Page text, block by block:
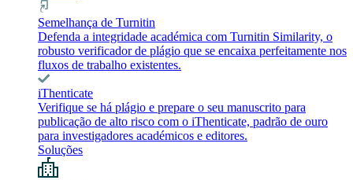
Semelhança de Turnitin
Defenda a integridade académica com Turnitin Similarity, o
robusto verificador de plágio que se encaixa perfeitamente nos
fluxos de trabalho existentes.
iThenticate
Verifique se há plágio e prepare o seu manuscrito para
publicação de alto risco com o iThenticate, padrão de ouro
para investigadores académicos e editores.
Soluções